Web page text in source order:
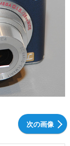
次の画像